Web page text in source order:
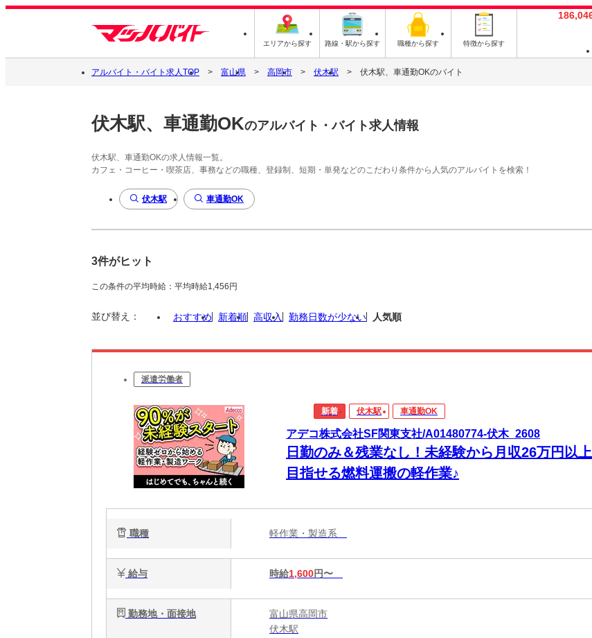
エリアから探す 路線・駅から探す 職種から探す 特徴から探す
アルバイト・バイト求人TOP 富山県 高岡市 伏木駅 伏木駅、車通勤OKのバイト
伏木駅、車通勤OKのアルバイト・バイト求人情報
伏木駅、車通勤OKの求人情報一覧。
カフェ・コーヒー・喫茶店、事務などの職種、登録制、短期・単発などのこだわり条件から人気のアルバイトを検索！
伏木駅 車通勤OK
3件がヒット
この条件の平均時給：平均時給1,456円
並び替え： おすすめ 新着順 高収入 勤務日数が少ない 人気順
派遣労働者
新着 伏木駅 車通勤OK
アデコ株式会社SF関東支社/A01480774-伏木_2608
日勤のみ＆残業なし！未経験から月収26万円以
目指せる燃料運搬の軽作業♪
職種 軽作業・製造系
給与 時給1,600円〜
勤務地・面接地
富山県高岡市
伏木駅